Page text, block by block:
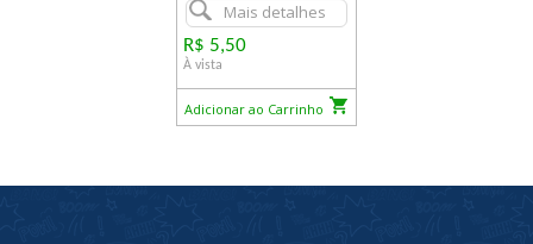
Mais detalhes
R$ 5,50
À vista
Adicionar ao Carrinho